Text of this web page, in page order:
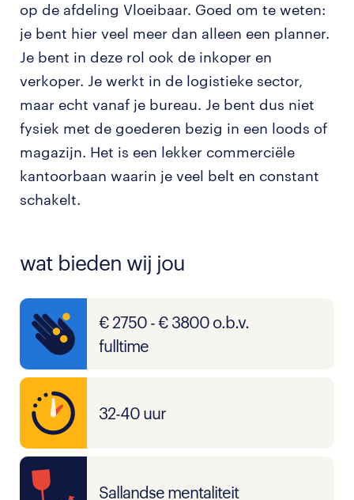
op de afdeling Vloeibaar. Goed om te weten:
je bent hier veel meer dan alleen een planner.
Je bent in deze rol ook de inkoper en
verkoper. Je werkt in de logistieke sector,
maar echt vanaf je bureau. Je bent dus niet
fysiek met de goederen bezig in een loods of
magazijn. Het is een lekker commerciële
kantoorbaan waarin je veel belt en constant
schakelt.
wat bieden wij jou
€ 2750 - € 3800 o.b.v.
fulltime
32-40 uur
Sallandse mentaliteit